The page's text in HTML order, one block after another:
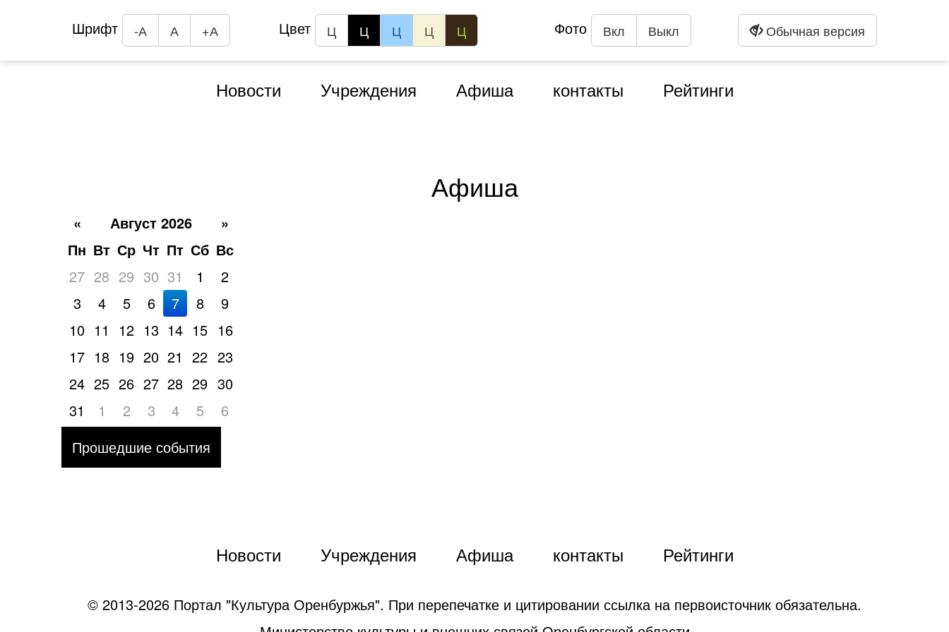
Шрифт -А А +А Цвет Ц Ц Ц Ц Ц Фото Вкл Выкл Обычная версия
Новости Учреждения Афиша контакты Рейтинги
Афиша
« Август 2026
»
Пн Вт Ср Чт Пт Сб Вс
27 28 29 30 31 1
2
3
4 5 6 7 8
9
10 11 12 13 14 15 16
17 18 19 20 21 22 23
24 25 26 27 28 29 30
31
1 2 3 4 5
6
Прошедшие события
Новости Учреждения Афиша контакты Рейтинги
© 2013-2026 Портал "Культура Оренбуржья". При перепечатке и цитировании ссылка на первоисточник обязательна.